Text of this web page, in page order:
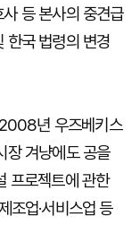
등 본사의 중견급
한국 법령의 변경
년 우즈베키스
장 겨냥에도 공을
프로젝트에 관한
조업·서비스업 등